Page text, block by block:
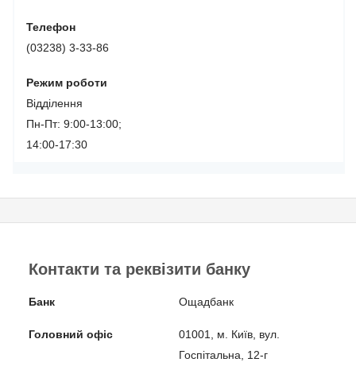
Телефон
(03238) 3-33-86
Режим роботи
Відділення
Пн-Пт: 9:00-13:00;
14:00-17:30
Контакти та реквізити банку
Банк Ощадбанк
Головний офіс
01001, м. Київ, вул.
Госпітальна, 12-г